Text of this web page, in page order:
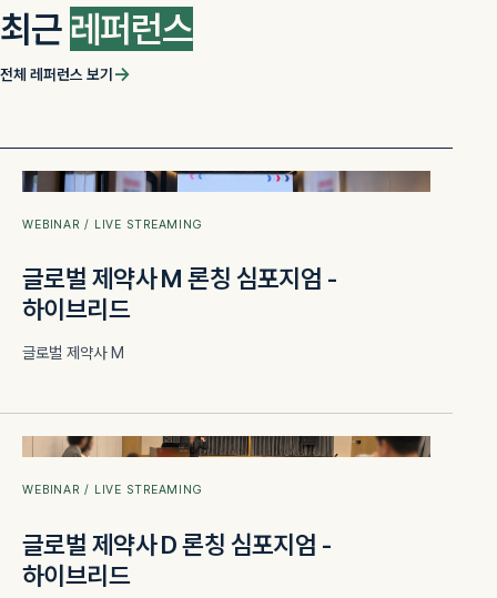
최근 레퍼런스
전체 레퍼런스 보기 →
WEBINARS
WEBINAR / LIVE STREAMING
글로벌 제약사 M 론칭 심포지엄 -
하이브리드
글로벌 제약사 M
WEBINARS
WEBINAR / LIVE STREAMING
글로벌 제약사 D 론칭 심포지엄 -
하이브리드